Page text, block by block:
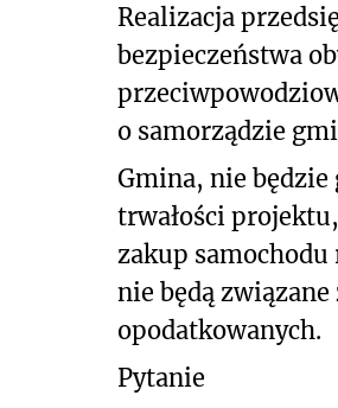
Realizacja
bezpieczeństwa
o samorządzie
Gmina, nie będzie
trwałości
zakup
nie będą
opodatkowanych.
Pytanie